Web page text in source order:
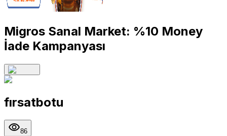
Migros Sanal Market: %10 Money
İade Kampanyası
fırsatbotu
86